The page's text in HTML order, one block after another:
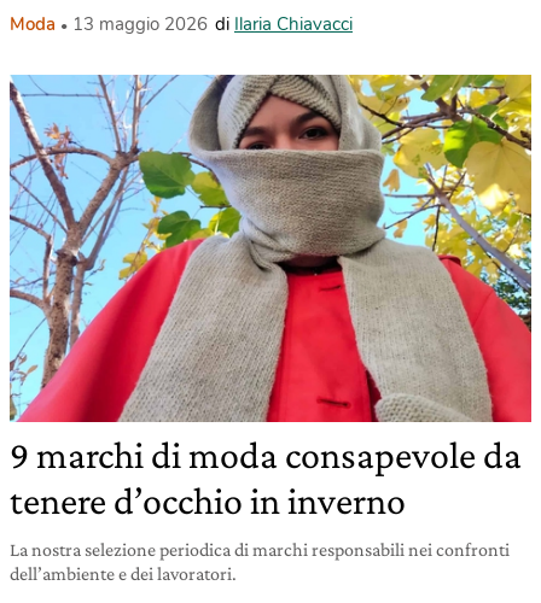
Moda 13 maggio 2026 di Ilaria Chiavacci
9 marchi di moda consapevole da
tenere d’occhio in inverno
La nostra selezione periodica di marchi responsabili nei confronti
dell’ambiente e dei lavoratori.